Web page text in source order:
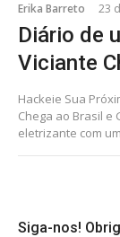
Erika Barreto 23
Diário de
Viciante
Hackeie Sua
Chega ao Brasil
eletrizante com
Siga-nos!